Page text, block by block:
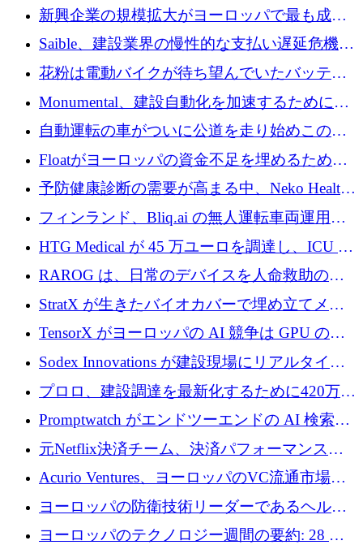
後、アムステルダムに根を張る
新興企業の規模拡大がヨーロッパで最も成功
した創業者を生み出す、アントラー氏が発見
Saible、建設業界の慢性的な支払い遅延危機に
対処するために 290 万ポンドを調達
花粉は電動バイクが待ち望んでいたバッテリ
ー交換ネットワークを構築している
Monumental、建設自動化を加速するためにシ
リーズ B で 3,200 万ドルを確保
自動運転の車がついに公道を走り始めこの国
が世界をリードしようとしている
Floatがヨーロッパの資金不足を埋めるために
シリーズAで450万ユーロを調達
予防健康診断の需要が高まる中、Neko Health
が 7 億ドルを調達
フィンランド、Bliq.ai の無人運転車両運用を
認可
HTG Medical が 45 万ユーロを調達し、ICU の
尿モニタリングを自動化するための MDR 認
証を獲得
RAROG は、日常のデバイスを人命救助の救
助ビーコンに変えるために 16 万 2,000 ユーロ
StratX が生きたバイオカバーで埋め立てメタ
ン対策に 119 万ドルを調達
TensorX がヨーロッパの AI 競争は GPU の所
有者によって決まると考える理由
Sodex Innovations が建設現場にリアルタイム
のインテリジェンスをもたらすために 400 万
ユーロを確保
プロロ、建設調達を最新化するために420万ポ
ンドを調達
Promptwatch がエンドツーエンドの AI 検索最
適化プラットフォームを拡張するために 600
万ユーロを調達
元Netflix決済チーム、決済パフォーマンスプ
ラットフォームNopanのためにこれまでに720
万ユーロを調達
Acurio Ventures、ヨーロッパのVC流通市場の
流動性を解放するために1億1,500万ユーロの
ファンドを立ち上げる
ヨーロッパの防衛技術リーダーであるヘルシ
ングは、180億ドルの評価額で18億ドルのシリ
ヨーロッパのテクノロジー週間の要約: 28 億